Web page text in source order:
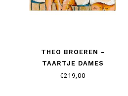
THEO BROEREN -
TAARTJE DAMES
€219,00